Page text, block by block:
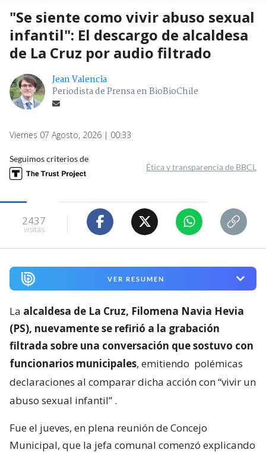
"Se siente como vivir abuso sexual
infantil": El descargo de alcaldesa
de La Cruz por audio filtrado
Jean Valencia
Periodista de Prensa en BioBioChile
Viernes 07 Agosto, 2026 | 00:33
Seguimos criterios de
Ética y transparencia de BBCL
2437
visitas
VER RESUMEN
La alcaldesa de La Cruz, Filomena Navia Hevia
(PS), nuevamente se refirió a la grabación
filtrada sobre una conversación que sostuvo con
funcionarios municipales, emitiendo polémicas
declaraciones al comparar dicha acción con “vivir un
abuso sexual infantil” .
Fue el jueves, en plena reunión de Concejo
Municipal, que la jefa comunal comenzó explicando